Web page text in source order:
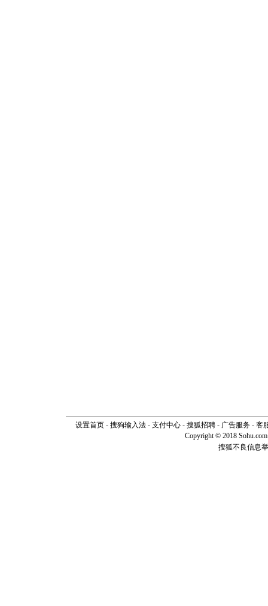
设置首页- 搜狗输入法- 支付中心- 搜狐招聘- 广告服务- 客
Copyright © 2018
搜狐不良信息